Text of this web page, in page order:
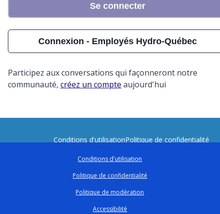
Se connecter
Connexion - Employés Hydro-Québec
Participez aux conversations qui façonneront notre
communauté, créez un compte aujourd'hui
Conditions d'utilisationPolitique de confidentialité
Déclaration d'accessibilitéSoutien technique
Conditions d'utilisation
Politique de confidentialité
Politique de modération
Accessibilité